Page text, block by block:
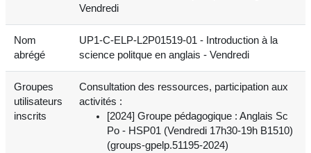
Vendredi
Nom
abrégé
UP1-C-ELP-L2P01519-01 - Introduction à la
science politque en anglais - Vendredi
Groupes
utilisateurs
inscrits
Consultation des ressources, participation aux
activités :
[2024] Groupe pédagogique : Anglais Sc
Po - HSP01 (Vendredi 17h30-19h B1510)
(groups-gpelp.51195-2024)